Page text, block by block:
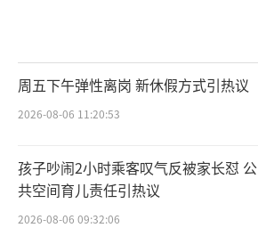
周五下午弹性离岗 新休假方式引热议
2026-08-06 11:20:53
孩子吵闹2小时乘客叹气反被家长怼 公
共空间育儿责任引热议
2026-08-06 09:32:06